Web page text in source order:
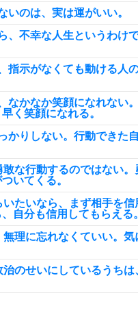
いのは、実は運がいい。
、不幸な人生というわけ
指示がなくても動ける人
なかなか笑顔になれない
く笑顔になれる。
かりしない。行動できた
敢な行動するのではない。
いてくる。
いたいなら、まず相手を信
自分も信用してもらえる。
無理に忘れなくていい。気
治のせいにしているうちは